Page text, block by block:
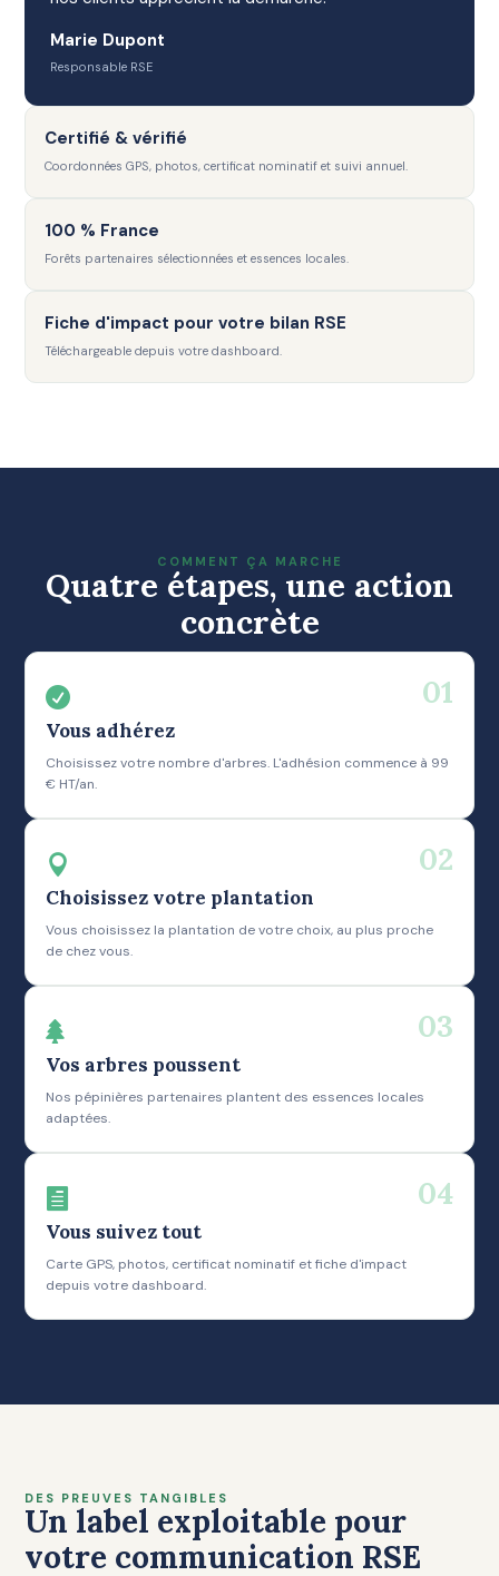
Marie Dupont
Responsable RSE
Certifié & vérifié
Coordonnées GPS, photos, certificat nominatif et suivi annuel.
100 % France
Forêts partenaires sélectionnées et essences locales.
Fiche d'impact pour votre bilan RSE
Téléchargeable depuis votre dashboard.
COMMENT ÇA MARCHE
Quatre étapes, une action
concrète
 01
Vous adhérez
Choisissez votre nombre d'arbres. L'adhésion commence à 99
€ HT/an.
 02
Choisissez votre plantation
Vous choisissez la plantation de votre choix, au plus proche
de chez vous.
 03
Vos arbres poussent
Nos pépinières partenaires plantent des essences locales
adaptées.
 04
Vous suivez tout
Carte GPS, photos, certificat nominatif et fiche d'impact
depuis votre dashboard.
DES PREUVES TANGIBLES
Un label exploitable pour
votre communication RSE